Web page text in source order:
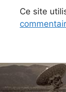
Ce site